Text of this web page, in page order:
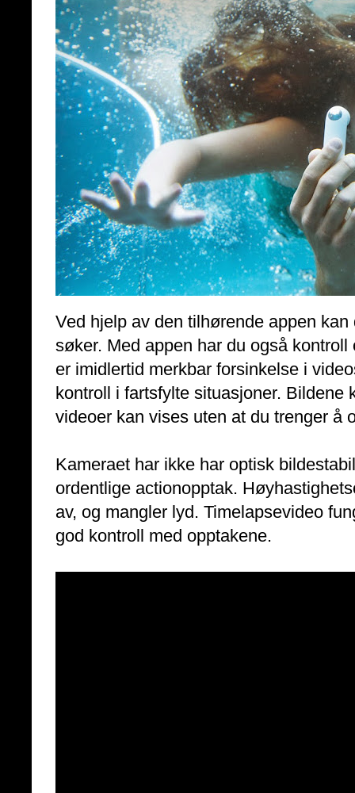
Ved hjelp av den tilhørende appen
søker. Med appen har du også
er imidlertid merkbar forsinkelse i
kontroll i fartsfylte situasjoner. Bildene
videoer kan vises uten at du trenger å
Kameraet har ikke har optisk
ordentlige actionopptak.
av, og mangler lyd. Timelapsevideo
god kontroll med opptakene.